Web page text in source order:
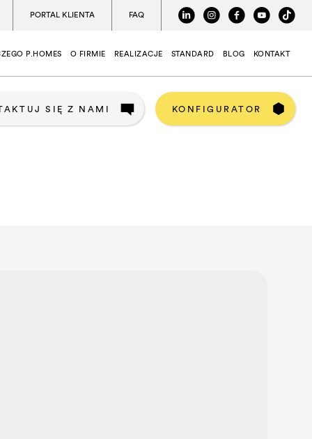
PORTAL KLIENTA FAQ
P.HOMES O FIRMIE REALIZACJE STANDARD BLOG KONTAKT
SIĘ Z NAMI KONFIGURATOR